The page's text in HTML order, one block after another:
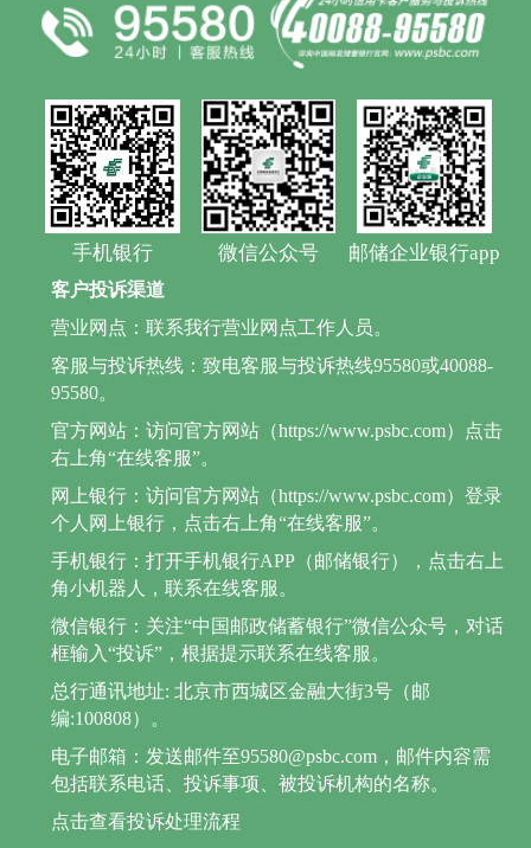
手机银行 微信公众号 邮储企业银行app
客户投诉渠道
营业网点：联系我行营业网点工作人员。
客服与投诉热线：致电客服与投诉热线95580或40088-
95580。
官方网站：访问官方网站（https://www.psbc.com）点击
右上角“在线客服”。
网上银行：访问官方网站（https://www.psbc.com）登录
个人网上银行，点击右上角“在线客服”。
手机银行：打开手机银行APP（邮储银行），点击右上
角小机器人，联系在线客服。
微信银行：关注“中国邮政储蓄银行”微信公众号，对话
框输入“投诉”，根据提示联系在线客服。
总行通讯地址: 北京市西城区金融大街3号（邮
编:100808）。
电子邮箱：发送邮件至95580@psbc.com，邮件内容需
包括联系电话、投诉事项、被投诉机构的名称。
点击查看投诉处理流程